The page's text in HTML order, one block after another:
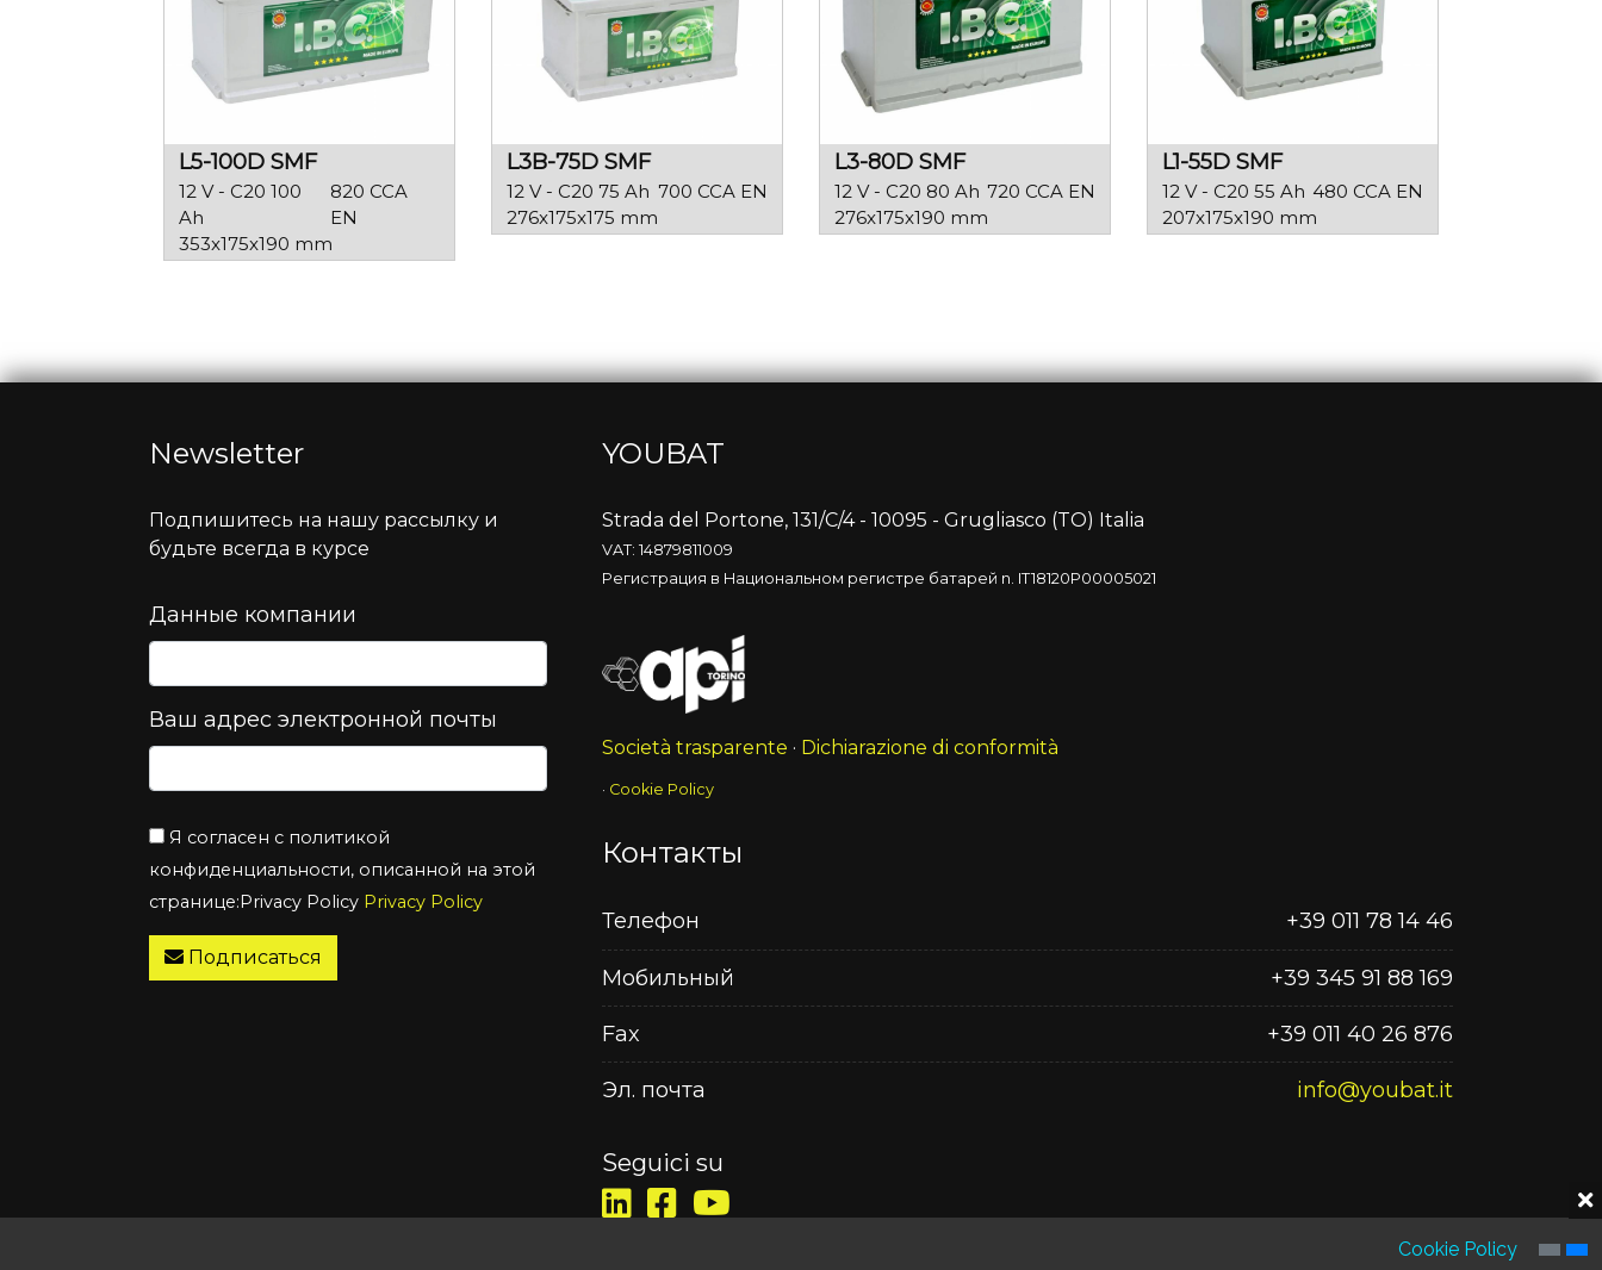
L5-100D SMF
12 V - C20 100
Ah
820 CCA
EN
353x175x190 mm
L3B-75D SMF
12 V - C20 75 Ah 700 CCA EN
276x175x175 mm
L3-80D SMF
12 V - C20 80 Ah 720 CCA EN
276x175x190 mm
L1-55D SMF
12 V - C20 55 Ah 480 CCA EN
207x175x190 mm
Newsletter
Подпишитесь на нашу рассылку и
будьте всегда в курсе
Данные компании
Ваш адрес электронной почты
Я согласен с политикой
конфиденциальности, описанной на этой
странице:Privacy Policy Privacy Policy
Подписаться
YOUBAT
Strada del Portone, 131/C/4 - 10095 - Grugliasco (TO) Italia
VAT: 14879811009
Регистрация в Национальном регистре батарей n. IT18120P00005021
Società trasparente · Dichiarazione di conformità
· Cookie Policy
Контакты
Телефон +39 011 78 14 46
Мобильный +39 345 91 88 169
Fax +39 011 40 26 876
Эл. почта info@youbat.it
Seguici su
Cookie Policy